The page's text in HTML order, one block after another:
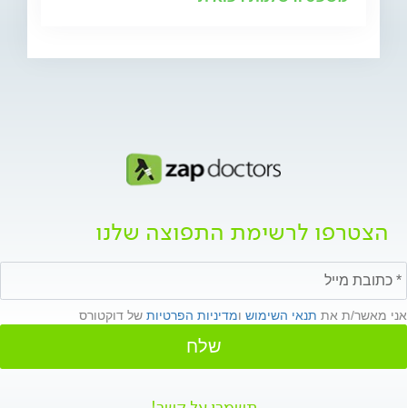
הצטרפו לרשימת התפוצה שלנו
אני מאשר/ת את תנאי השימוש ומדיניות הפרטיות של דוקטורס
שלח